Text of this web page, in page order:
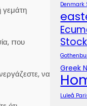
γεμάτη
που
να
Denmark
Greek
Luleå